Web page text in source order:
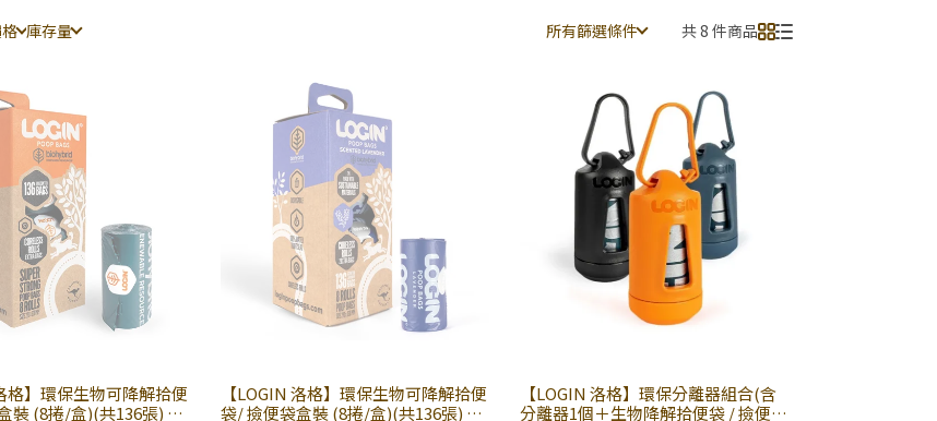
庫存量 所有篩選條件 共 8 件商品
格】環保生物可降解拾便
裝 (8捲/盒)(共136張) 無
【LOGIN 洛格】環保生物可降解拾便
袋/ 撿便袋盒裝 (8捲/盒)(共136張) 天
【LOGIN 洛格】環保分離器組合(含
分離器1個＋生物降解拾便袋 / 撿便袋